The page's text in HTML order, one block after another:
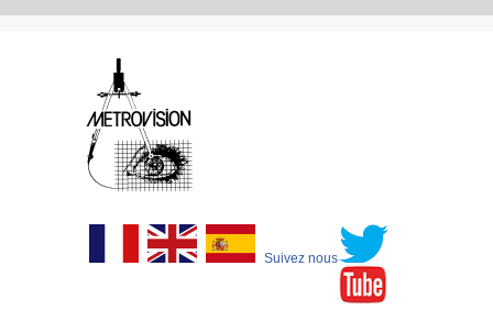
Suivez nous